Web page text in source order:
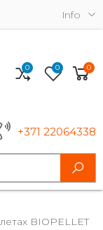
Info
+371 22064338
0 0 0
BIOPELLET